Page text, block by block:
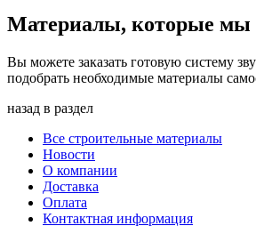
Материалы, которые мы
Вы можете заказать готовую систему
подобрать необходимые материалы
назад в раздел
Все строительные материалы
Новости
О компании
Доставка
Оплата
Контактная информация